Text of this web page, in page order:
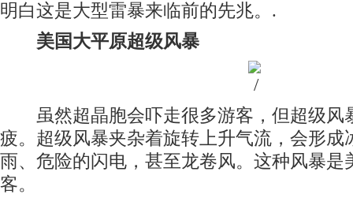
明白这是大型雷暴来临前的先兆。.
美国大平原超级风暴
虽然超晶胞会吓走很多游客，但超级风
疲。超级风暴夹杂着旋转上升气流，会形成
雨、危险的闪电，甚至龙卷风。这种风暴是
客。